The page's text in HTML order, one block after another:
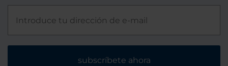
subscríbete ahora